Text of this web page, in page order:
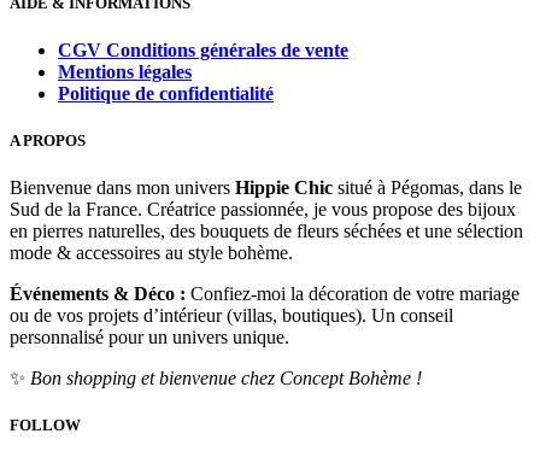
CGV Conditions générales de vente
Mentions légales
Politique de confidentialité
A PROPOS
Bienvenue dans mon univers Hippie Chic situé à Pégomas, dans le
Sud de la France. Créatrice passionnée, je vous propose des bijoux
en pierres naturelles, des bouquets de fleurs séchées et une sélection
mode & accessoires au style bohème.
Événements & Déco : Confiez-moi la décoration de votre mariage
ou de vos projets d’intérieur (villas, boutiques). Un conseil
personnalisé pour un univers unique.
✨ Bon shopping et bienvenue chez Concept Bohème !
FOLLOW